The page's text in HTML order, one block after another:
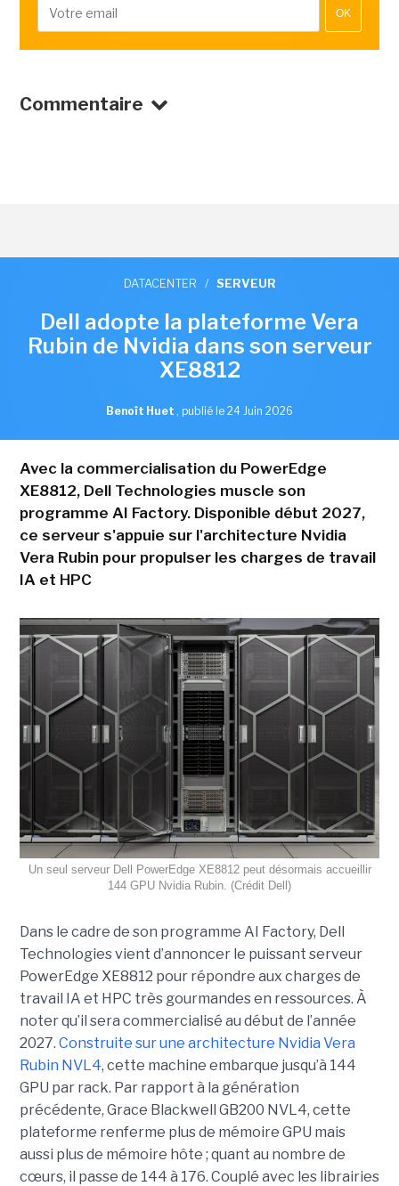
OK
Commentaire
DATACENTER / SERVEUR
Dell adopte la plateforme Vera
Rubin de Nvidia dans son serveur
XE8812
Benoît Huet , publié le 24 Juin 2026
Avec la commercialisation du PowerEdge
XE8812, Dell Technologies muscle son
programme AI Factory. Disponible début 2027,
ce serveur s'appuie sur l'architecture Nvidia
Vera Rubin pour propulser les charges de travail
IA et HPC
Un seul serveur Dell PowerEdge XE8812 peut désormais accueillir
144 GPU Nvidia Rubin. (Crédit Dell)
Dans le cadre de son programme AI Factory, Dell
Technologies vient d’annoncer le puissant serveur
PowerEdge XE8812 pour répondre aux charges de
travail IA et HPC très gourmandes en ressources. À
noter qu’il sera commercialisé au début de l’année
2027. Construite sur une architecture Nvidia Vera
Rubin NVL4, cette machine embarque jusqu’à 144
GPU par rack. Par rapport à la génération
précédente, Grace Blackwell GB200 NVL4, cette
plateforme renferme plus de mémoire GPU mais
aussi plus de mémoire hôte ; quant au nombre de
cœurs, il passe de 144 à 176. Couplé avec les librairies